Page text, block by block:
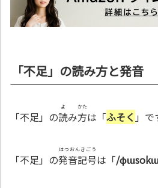
「不足」の読み方と発音
「不足」の読
よ
み方
かた
は「ふそく 」で
「不足」の発音記号
はつおんきごう
は「/